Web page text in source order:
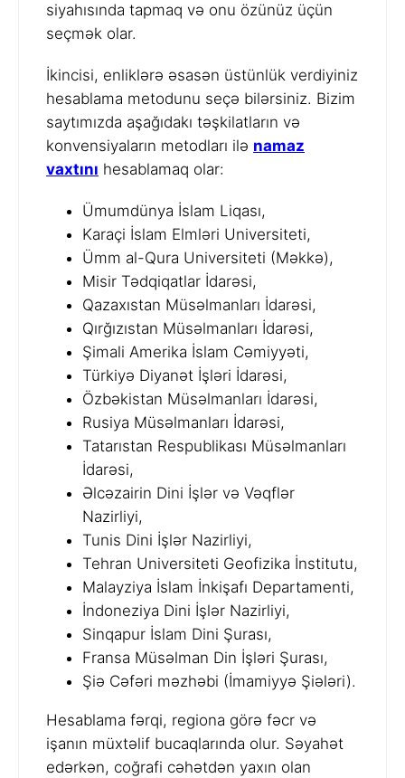
siyahısında tapmaq və onu özünüz üçün
seçmək olar.
İkincisi, enliklərə əsasən üstünlük verdiyiniz
hesablama metodunu seçə bilərsiniz. Bizim
saytımızda aşağıdakı təşkilatların və
konvensiyaların metodları ilə namaz
vaxtını hesablamaq olar:
Ümumdünya İslam Liqası,
Karaçi İslam Elmləri Universiteti,
Ümm al-Qura Universiteti (Məkkə),
Misir Tədqiqatlar İdarəsi,
Qazaxıstan Müsəlmanları İdarəsi,
Qırğızıstan Müsəlmanları İdarəsi,
Şimali Amerika İslam Cəmiyyəti,
Türkiyə Diyanət İşləri İdarəsi,
Özbəkistan Müsəlmanları İdarəsi,
Rusiya Müsəlmanları İdarəsi,
Tatarıstan Respublikası Müsəlmanları
İdarəsi,
Əlcəzairin Dini İşlər və Vəqflər
Nazirliyi,
Tunis Dini İşlər Nazirliyi,
Tehran Universiteti Geofizika İnstitutu,
Malayziya İslam İnkişafı Departamenti,
İndoneziya Dini İşlər Nazirliyi,
Sinqapur İslam Dini Şurası,
Fransa Müsəlman Din İşləri Şurası,
Şiə Cəfəri məzhəbi (İmamiyyə Şiələri).
Hesablama fərqi, regiona görə fəcr və
işanın müxtəlif bucaqlarında olur. Səyahət
edərkən, coğrafi cəhətdən yaxın olan